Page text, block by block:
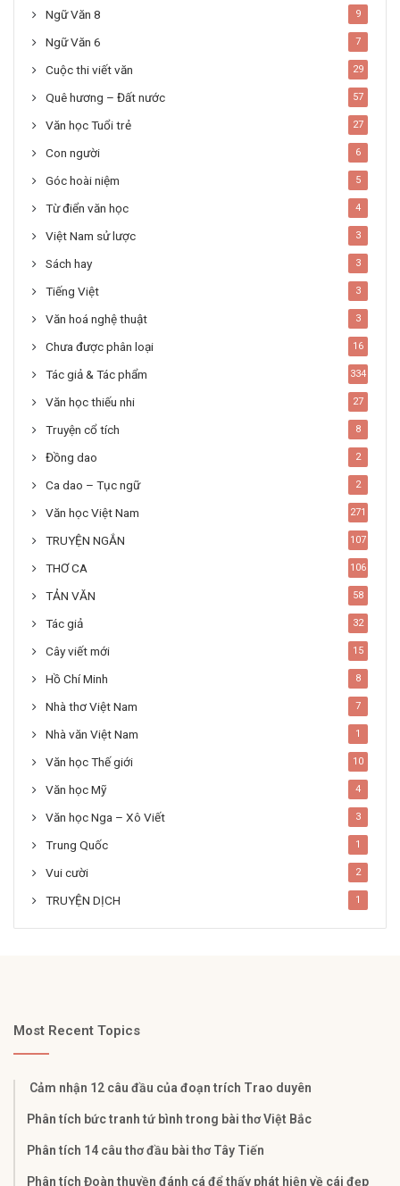
Ngữ Văn 8 9
Ngữ Văn 6 7
Cuộc thi viết văn 29
Quê hương – Đất nước 57
Văn học Tuổi trẻ 27
Con người 6
Góc hoài niệm 5
Từ điển văn học 4
Việt Nam sử lược 3
Sách hay 3
Tiếng Việt 3
Văn hoá nghệ thuật 3
Chưa được phân loại 16
Tác giả & Tác phẩm 334
Văn học thiếu nhi 27
Truyện cổ tích 8
Đồng dao 2
Ca dao – Tục ngữ 2
Văn học Việt Nam 271
TRUYỆN NGẮN 107
THƠ CA 106
TẢN VĂN 58
Tác giả 32
Cây viết mới 15
Hồ Chí Minh 8
Nhà thơ Việt Nam 7
Nhà văn Việt Nam 1
Văn học Thế giới 10
Văn học Mỹ 4
Văn học Nga – Xô Viết 3
Trung Quốc 1
Vui cười 2
TRUYỆN DỊCH 1
Most Recent Topics
Cảm nhận 12 câu đầu của đoạn trích Trao duyên
Phân tích bức tranh tứ bình trong bài thơ Việt Bắc
Phân tích 14 câu thơ đầu bài thơ Tây Tiến
Phân tích Đoàn thuyền đánh cá để thấy phát hiện về cái đẹp